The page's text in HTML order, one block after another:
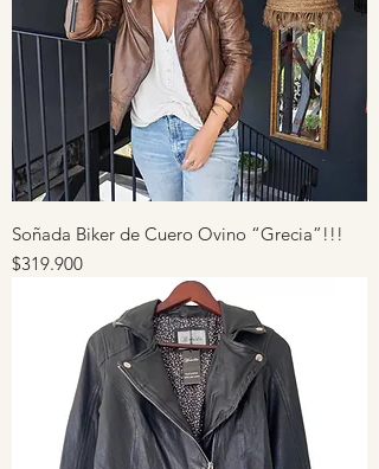
Soñada Biker de Cuero Ovino “Grecia”!!!
Precio
$319.900